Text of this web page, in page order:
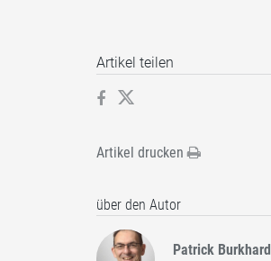
Artikel teilen
Artikel drucken
über den Autor
Patrick Burkhard